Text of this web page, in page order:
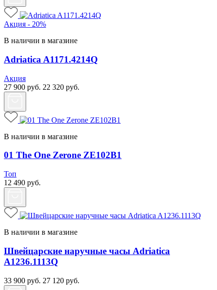
Акция - 20%
В наличии в магазине
Adriatica A1171.4214Q
Акция
27 900 руб. 22 320 руб.
В наличии в магазине
01 The One Zerone ZE102B1
Топ
12 490 руб.
В наличии в магазине
Швейцарские наручные часы Adriatica
A1236.1113Q
33 900 руб. 27 120 руб.